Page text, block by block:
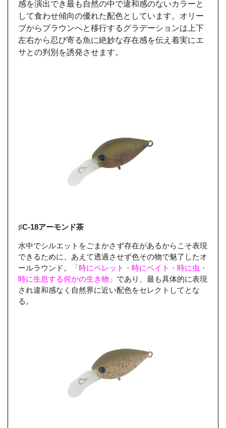
感を演出でき最も自然の中で違和感のないカラーと
して食わせ傾向の優れた配色としています。オリー
ブからブラウンへと移行するグラデーションは上下
左右から忍び寄る魚に絶妙な存在感を伝え着実にエ
サとの判別を誘発させます。
♯C-18アーモンド茶
水中でシルエットをごまかさず存在があるからこそ表現
できるために、あえて透過させず色その物で魅了したオ
ールラウンド。
「時にペレット・時にベイト・時に虫・
時に生息する何かの生き物」 であり、最も具体的に表現
され違和感なく自然界に近い配色をセレクトしてとな
る。